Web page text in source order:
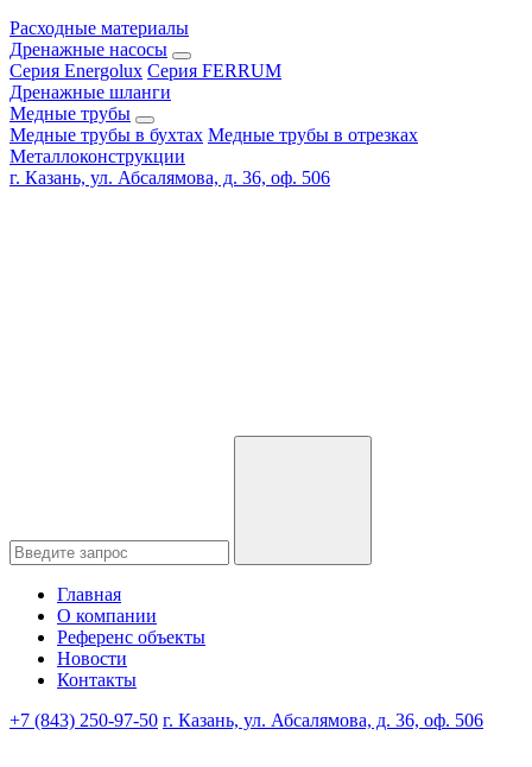
Расходные материалы
Дренажные насосы
Серия Energolux Серия FERRUM
Дренажные шланги
Медные трубы
Медные трубы в бухтах Медные трубы в отрезках
Металлоконструкции
г. Казань, ул. Абсалямова, д. 36, оф. 506
Главная
О компании
Референс объекты
Новости
Контакты
+7 (843) 250-97-50 г. Казань, ул. Абсалямова, д. 36, оф. 506